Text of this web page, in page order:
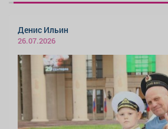
Денис Ильин
26.07.2026